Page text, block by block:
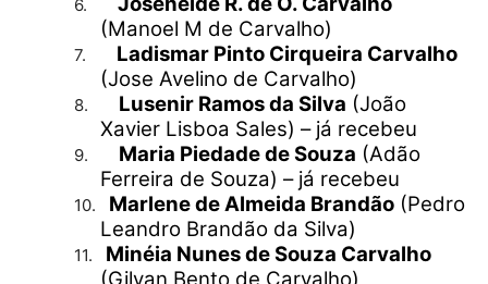
6.
(Manoel M de Carvalho)
7.
Ladismar Pinto Cirqueira Carvalho
(Jose Avelino de Carvalho)
8. Lusenir Ramos da Silva (João
Xavier Lisboa Sales) – já recebeu
9. Maria Piedade de Souza (Adão
Ferreira de Souza) – já recebeu
10. Marlene de Almeida Brandão (Pedro
Leandro Brandão da Silva)
11.
Minéia Nunes de Souza Carvalho